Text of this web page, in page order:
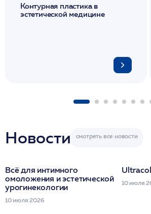
Контурная пластика в
эстетической медицине
Новости
Всё для интимного
омоложения и эстетической
урогинекологии
10 июля 2026
Ultracol
10 июля